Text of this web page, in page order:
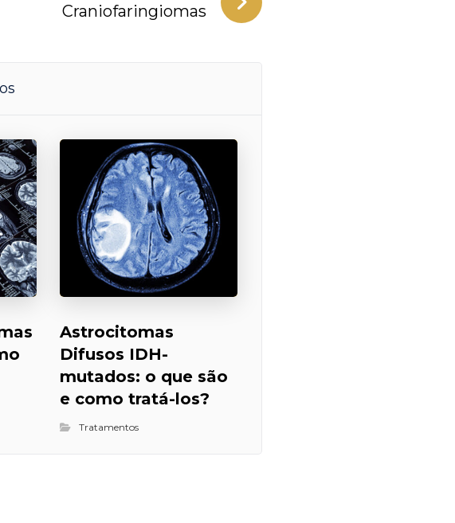
Craniofaringiomas
Astrocitomas
Difusos IDH-
mutados: o que são
e como tratá-los?
Tratamentos